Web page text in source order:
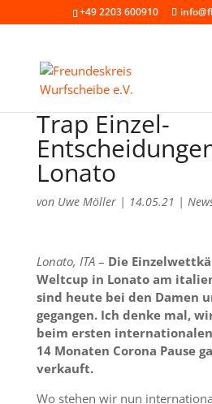
+49 2203 600910
Trap Einzel-
Lonato
von Uwe Möller| 14.05.21 |
Lonato, ITA– Die
Weltcup in Lonato am
sind heute bei den Damen
gegangen. Ich denke mal,
beim ersten
14 Monaten Corona Pause
verkauft.
Wo stehen wir nun